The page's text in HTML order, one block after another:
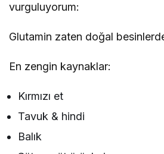
vurguluyorum:
Glutamin zaten doğal
En zengin kaynaklar:
Kırmızı et
Tavuk & hindi
Balık